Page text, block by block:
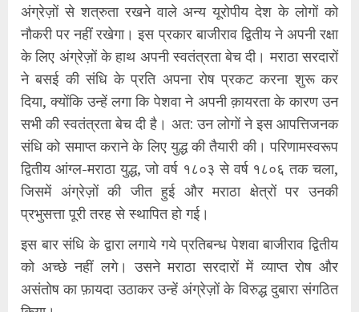
अंग्रेज़ों से शत्रुता रखने वाले अन्य यूरोपीय देश के लोगों को
नौकरी पर नहीं रखेगा। इस प्रकार बाजीराव द्वितीय ने अपनी रक्षा
के लिए अंग्रेज़ों के हाथ अपनी स्वतंत्रता बेच दी। मराठा सरदारों
ने बसई की संधि के प्रति अपना रोष प्रकट करना शुरू कर
दिया, क्योंकि उन्हें लगा कि पेशवा ने अपनी क़ायरता के कारण उन
सभी की स्वतंत्रता बेच दी है। अत: उन लोगों ने इस आपत्तिजनक
संधि को समाप्त कराने के लिए युद्ध की तैयारी की। परिणामस्वरूप
द्वितीय आंग्ल-मराठा युद्ध, जो वर्ष १८०३ से वर्ष १८०६ तक चला,
जिसमें अंग्रेज़ों की जीत हुई और मराठा क्षेत्रों पर उनकी
प्रभुसत्ता पूरी तरह से स्थापित हो गई।
इस बार संधि के द्वारा लगाये गये प्रतिबन्ध पेशवा बाजीराव द्वितीय
को अच्छे नहीं लगे। उसने मराठा सरदारों में व्याप्त रोष और
असंतोष का फ़ायदा उठाकर उन्हें अंग्रेज़ों के विरुद्ध दुबारा संगठित